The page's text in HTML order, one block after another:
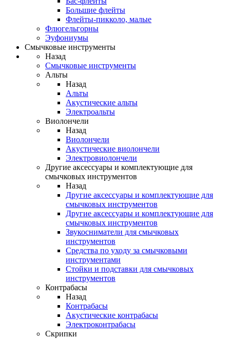
Большие флейты
Флейты-пикколо, малые
Флюгельгорны
Эуфониумы
Смычковые инструменты
Назад
Смычковые инструменты
Альты
Назад
Альты
Акустические альты
Электроальты
Виолончели
Назад
Виолончели
Акустические виолончели
Электровиолончели
Другие аксессуары и комплектующие для
смычковых инструментов
Назад
Другие аксессуары и комплектующие для
смычковых инструментов
Другие аксессуары и комплектующие для
смычковых инструментов
Звукосниматели для смычковых
инструментов
Средства по уходу за смычковыми
инструментами
Стойки и подставки для смычковых
инструментов
Контрабасы
Назад
Контрабасы
Акустические контрабасы
Электроконтрабасы
Скрипки